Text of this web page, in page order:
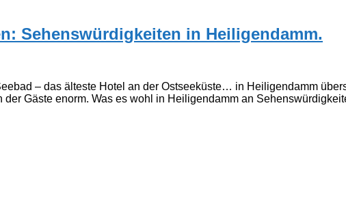
Sehenswürdigkeiten in Heiligendamm.
– das älteste Hotel an der Ostseeküste… in Heiligendamm
Gäste enorm. Was es wohl in Heiligendamm an